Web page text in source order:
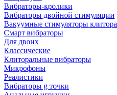
Вибраторы-кролики
Вибраторы двойной стимуляции
Вакуумные стимуляторы клитора
Смарт вибраторы
Для двоих
Классические
Клиторальные вибраторы
Микрофоны
Реалистики
Вибраторы g точки